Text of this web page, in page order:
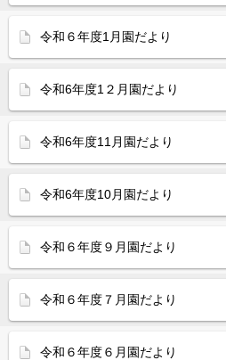
令和６年度1月園だより
令和6年度1２月園だより
令和6年度11月園だより
令和6年度10月園だより
令和６年度９月園だより
令和６年度７月園だより
令和６年度６月園だより